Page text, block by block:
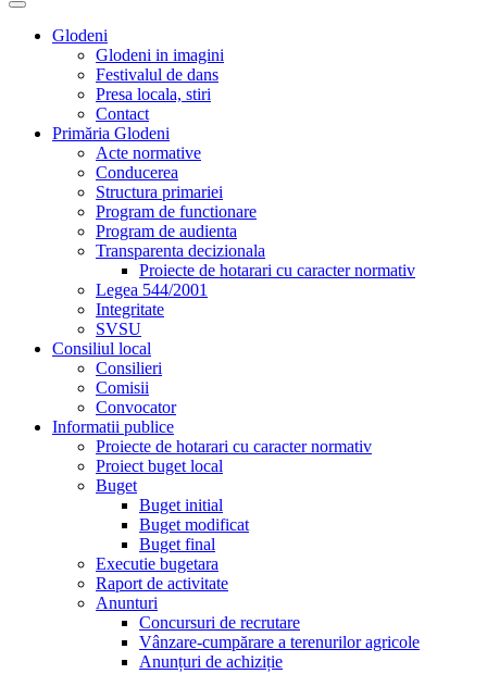
Glodeni
Glodeni in imagini
Festivalul de dans
Presa locala, stiri
Contact
Primăria Glodeni
Acte normative
Conducerea
Structura primariei
Program de functionare
Program de audienta
Transparenta decizionala
Proiecte de hotarari cu caracter normativ
Legea 544/2001
Integritate
SVSU
Consiliul local
Consilieri
Comisii
Convocator
Informatii publice
Proiecte de hotarari cu caracter normativ
Proiect buget local
Buget
Buget initial
Buget modificat
Buget final
Executie bugetara
Raport de activitate
Anunturi
Concursuri de recrutare
Vânzare-cumpărare a terenurilor agricole
Anunțuri de achiziție